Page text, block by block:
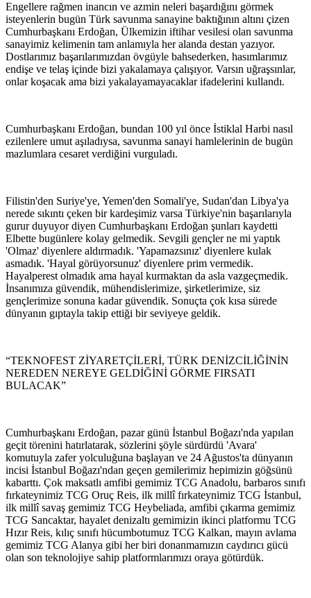
Engellere rağmen inancın ve azmin neleri başardığını görmek
isteyenlerin bugün Türk savunma sanayine baktığının altını çizen
Cumhurbaşkanı Erdoğan, Ülkemizin iftihar vesilesi olan savunma
sanayimiz kelimenin tam anlamıyla her alanda destan yazıyor.
Dostlarımız başarılarımızdan övgüyle bahsederken, hasımlarımız
endişe ve telaş içinde bizi yakalamaya çalışıyor. Varsın uğraşsınlar,
onlar koşacak ama bizi yakalayamayacaklar ifadelerini kullandı.
Cumhurbaşkanı Erdoğan, bundan 100 yıl önce İstiklal Harbi nasıl
ezilenlere umut aşıladıysa, savunma sanayi hamlelerinin de bugün
mazlumlara cesaret verdiğini vurguladı.
Filistin'den Suriye'ye, Yemen'den Somali'ye, Sudan'dan Libya'ya
nerede sıkıntı çeken bir kardeşimiz varsa Türkiye'nin başarılarıyla
gurur duyuyor diyen Cumhurbaşkanı Erdoğan şunları kaydetti
Elbette bugünlere kolay gelmedik. Sevgili gençler ne mi yaptık
'Olmaz' diyenlere aldırmadık. 'Yapamazsınız' diyenlere kulak
asmadık. 'Hayal görüyorsunuz' diyenlere prim vermedik.
Hayalperest olmadık ama hayal kurmaktan da asla vazgeçmedik.
İnsanımıza güvendik, mühendislerimize, şirketlerimize, siz
gençlerimize sonuna kadar güvendik. Sonuçta çok kısa sürede
dünyanın gıptayla takip ettiği bir seviyeye geldik.
“TEKNOFEST ZİYARETÇİLERİ, TÜRK DENİZCİLİĞİNİN
NEREDEN NEREYE GELDİĞİNİ GÖRME FIRSATI
BULACAK”
Cumhurbaşkanı Erdoğan, pazar günü İstanbul Boğazı'nda yapılan
geçit törenini hatırlatarak, sözlerini şöyle sürdürdü 'Avara'
komutuyla zafer yolculuğuna başlayan ve 24 Ağustos'ta dünyanın
incisi İstanbul Boğazı'ndan geçen gemilerimiz hepimizin göğsünü
kabarttı. Çok maksatlı amfibi gemimiz TCG Anadolu, barbaros sınıfı
fırkateynimiz TCG Oruç Reis, ilk millî fırkateynimiz TCG İstanbul,
ilk millî savaş gemimiz TCG Heybeliada, amfibi çıkarma gemimiz
TCG Sancaktar, hayalet denizaltı gemimizin ikinci platformu TCG
Hızır Reis, kılıç sınıfı hücumbotumuz TCG Kalkan, mayın avlama
gemimiz TCG Alanya gibi her biri donanmamızın caydırıcı gücü
olan son teknolojiye sahip platformlarımızı oraya götürdük.